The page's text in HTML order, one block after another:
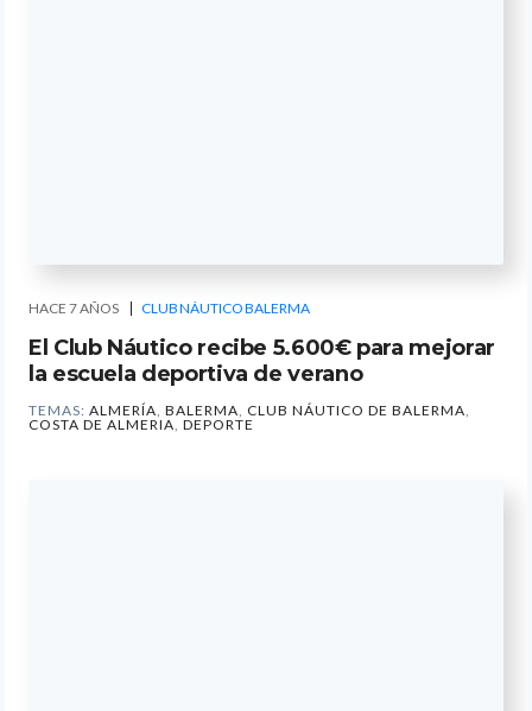
HACE 7 AÑOS CLUB NÁUTICO BALERMA
El Club Náutico recibe 5.600€ para mejorar
la escuela deportiva de verano
TEMAS: ALMERÍA, BALERMA, CLUB NÁUTICO DE BALERMA,
COSTA DE ALMERIA, DEPORTE